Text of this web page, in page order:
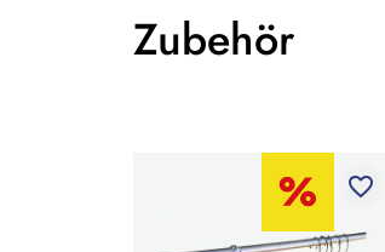
Zubehör
favorite_border